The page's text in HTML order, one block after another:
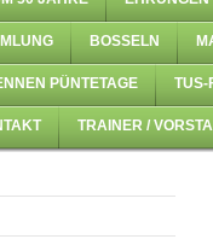
BOSSELN
PÜNTETAGE TUS-
TRAINER /